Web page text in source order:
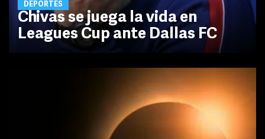
DEPORTES
Chivas se juega la vida en
Leagues Cup ante Dallas FC